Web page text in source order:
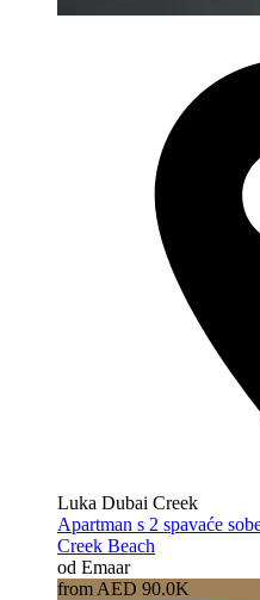
Luka Dubai Creek
Apartman s 2 spavaće
Creek Beach
od Emaar
from AED 90.0K